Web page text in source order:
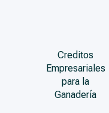
Creditos
Empresariales
para la
Ganadería